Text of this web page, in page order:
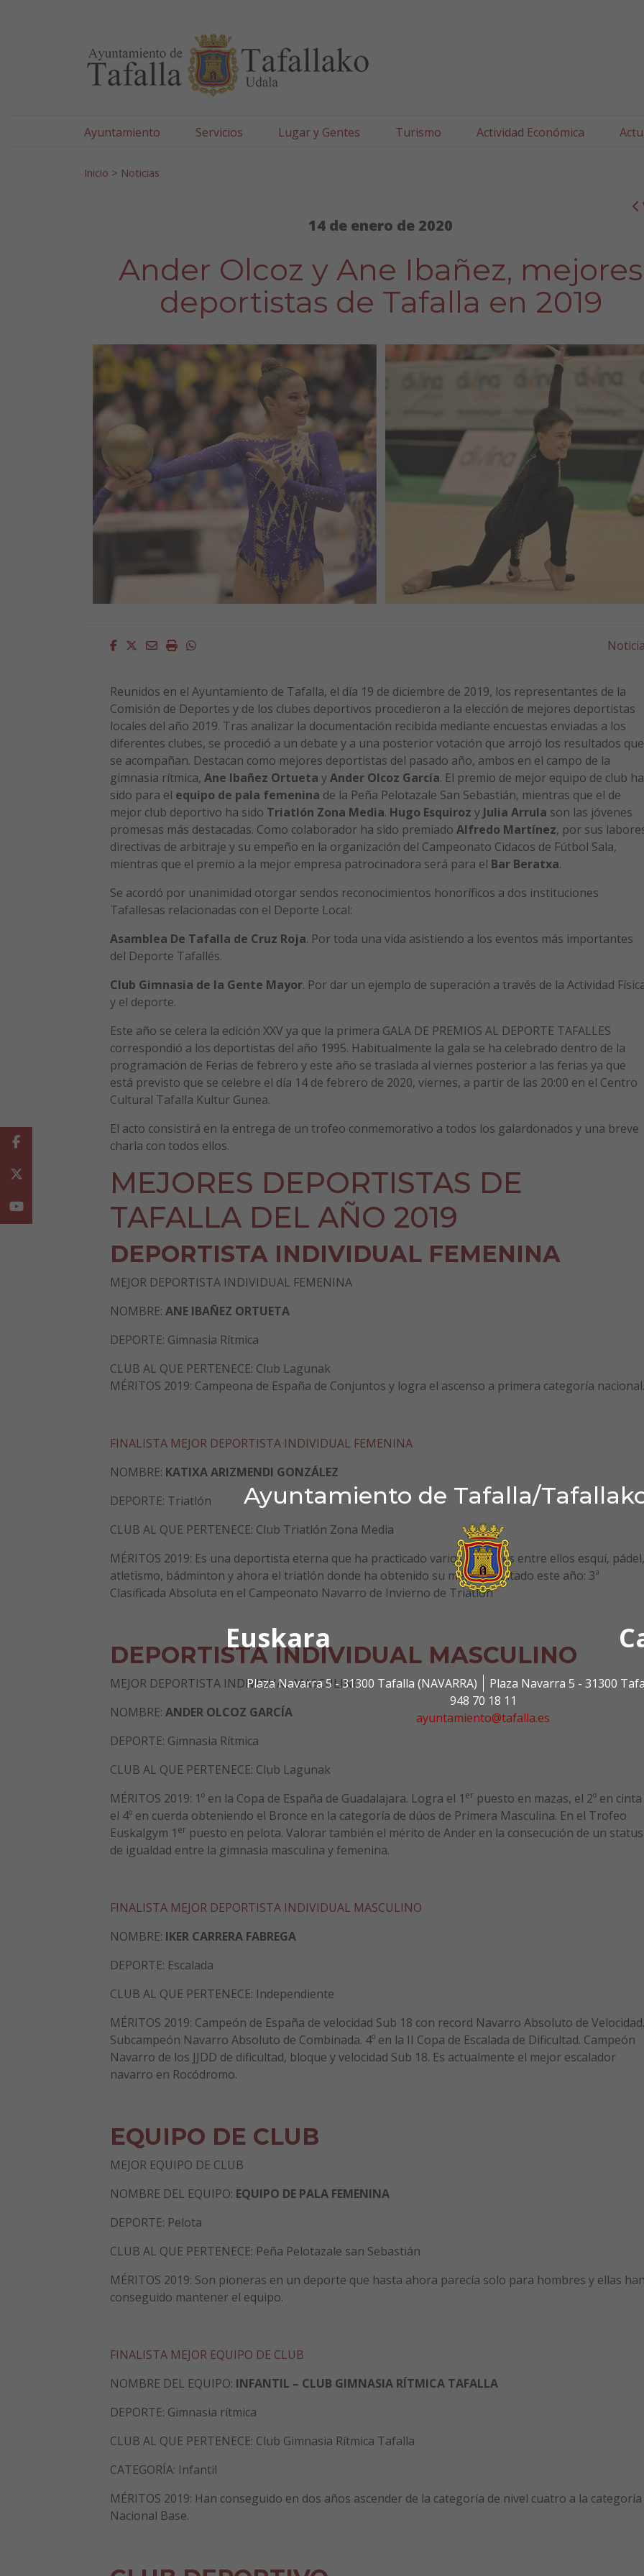
Ayuntamiento de Tafalla/
Euskara
Plaza Navarra 5 - 31300 Tafalla (NAVARRA)
Plaza Navarra 5 - 31300
948 70 18 11
ayuntamiento@tafalla.es
Ayuntamiento Servicios Lugar y Gentes Turismo Actividad Económica
Inicio > Noticias
14 de enero de 2020
Ander Olcoz y Ane Ibañez, mejores
deportistas de Tafalla en 2019
Facebook
Twitter
EmailImprimirWhatsapp
Reunidos en el Ayuntamiento de Tafalla, el día 19 de diciembre de 2019, los representantes de la
Comisión de Deportes y de los clubes deportivos procedieron a la elección de mejores deportistas
locales del año 2019. Tras analizar la documentación recibida mediante encuestas enviadas a los
diferentes clubes, se procedió a un debate y a una posterior votación que arrojó los resultados que
se acompañan. Destacan como mejores deportistas del pasado año, ambos en el campo de la
gimnasia rítmica, Ane Ibañez Ortueta yAnder Olcoz García. El premio de mejor equipo de club ha
sido para el equipo de pala femenina de la Peña Pelotazale San Sebastián, mientras que el de
mejor club deportivo ha sido Triatlón Zona Media. Hugo Esquiroz yJulia Arrula son las jóvenes
promesas más destacadas. Como colaborador ha sido premiado Alfredo Martínez, por sus
directivas de arbitraje y su empeño en la organización del Campeonato Cidacos de Fútbol Sala,
mientras que el premio a la mejor empresa patrocinadora será para el Bar Beratxa.
Se acordó por unanimidad otorgar sendos reconocimientos honoríficos a dos instituciones
Tafallesas relacionadas con el Deporte Local:
Asamblea De Tafalla de Cruz Roja. Por toda una vida asistiendo a los eventos más importantes
del Deporte Tafallés.
Club Gimnasia de la Gente Mayor. Por dar un ejemplo de superación a través de la Actividad
y el deporte.
Este año se celera la edición XXV ya que la primera GALA DE PREMIOS AL DEPORTE TAFALLES
correspondió a los deportistas del año 1995. Habitualmente la gala se ha celebrado dentro de la
programación de Ferias de febrero y este año se traslada al viernes posterior a las ferias ya que
está previsto que se celebre el día 14 de febrero de 2020, viernes, a partir de las 20:00 en el Centro
Cultural Tafalla Kultur Gunea.
El acto consistirá en la entrega de un trofeo conmemorativo a todos los galardonados y una breve
charla con todos ellos.
MEJORES DEPORTISTAS DE
TAFALLA DEL AÑO 2019
DEPORTISTA INDIVIDUAL FEMENINA
MEJOR DEPORTISTA INDIVIDUAL FEMENINA
NOMBRE: ANE IBAÑEZ ORTUETA
DEPORTE: Gimnasia Rítmica
CLUB AL QUE PERTENECE: Club Lagunak
MÉRITOS 2019: Campeona de España de Conjuntos y logra el ascenso a primera categoría nacional.
FINALISTA MEJOR DEPORTISTA INDIVIDUAL FEMENINA
NOMBRE: KATIXA ARIZMENDI GONZÁLEZ
DEPORTE: Triatlón
CLUB AL QUE PERTENECE: Club Triatlón Zona Media
MÉRITOS 2019: Es una deportista eterna que ha practicado varios deportes entre ellos esquí, pádel,
atletismo, bádminton y ahora el triatlón donde ha obtenido su mejor resultado este año: 3ª
Clasificada Absoluta en el Campeonato Navarro de Invierno de Triatlón
DEPORTISTA INDIVIDUAL MASCULINO
MEJOR DEPORTISTA INDIVIDUAL MASCULINO
NOMBRE: ANDER OLCOZ GARCÍA
DEPORTE: Gimnasia Rítmica
CLUB AL QUE PERTENECE: Club Lagunak
MÉRITOS 2019: 1º en la Copa de España de Guadalajara. Logra el 1 erpuesto en mazas, el 2º en cinta
el 4º en cuerda obteniendo el Bronce en la categoría de dúos de Primera Masculina. En el Trofeo
Euskalgym 1 erpuesto en pelota. Valorar también el mérito de Ander en la consecución de un status
de igualdad entre la gimnasia masculina y femenina.
FINALISTA MEJOR DEPORTISTA INDIVIDUAL MASCULINO
NOMBRE: IKER CARRERA FABREGA
DEPORTE: Escalada
CLUB AL QUE PERTENECE: Independiente
MÉRITOS 2019: Campeón de España de velocidad Sub 18 con record Navarro Absoluto de Velocidad.
Subcampeón Navarro Absoluto de Combinada. 4º en la II Copa de Escalada de Dificultad. Campeón
Navarro de los JJDD de dificultad, bloque y velocidad Sub 18. Es actualmente el mejor escalador
navarro en Rocódromo.
EQUIPO DE CLUB
MEJOR EQUIPO DE CLUB
NOMBRE DEL EQUIPO: EQUIPO DE PALA FEMENINA
DEPORTE: Pelota
CLUB AL QUE PERTENECE: Peña Pelotazale san Sebastián
MÉRITOS 2019: Son pioneras en un deporte que hasta ahora parecía solo para hombres y ellas
conseguido mantener el equipo.
FINALISTA MEJOR EQUIPO DE CLUB
NOMBRE DEL EQUIPO: INFANTIL – CLUB GIMNASIA RÍTMICA TAFALLA
DEPORTE: Gimnasia rítmica
CLUB AL QUE PERTENECE: Club Gimnasia Rítmica Tafalla
CATEGORÍA: Infantil
MÉRITOS 2019: Han conseguido en dos años ascender de la categoría de nivel cuatro a la categoría
Nacional Base.
Facebook
Youtube